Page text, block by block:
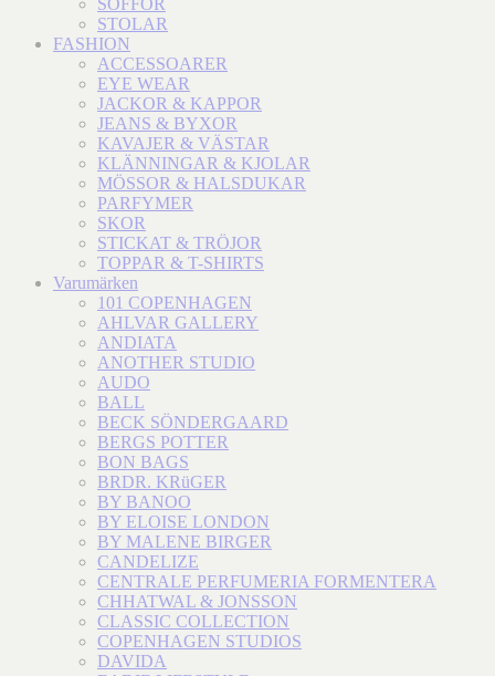
SOFFOR
STOLAR
FASHION
ACCESSOARER
EYE WEAR
JACKOR & KAPPOR
JEANS & BYXOR
KAVAJER & VÄSTAR
KLÄNNINGAR & KJOLAR
MÖSSOR & HALSDUKAR
PARFYMER
SKOR
STICKAT & TRÖJOR
TOPPAR & T-SHIRTS
Varumärken
101 COPENHAGEN
AHLVAR GALLERY
ANDIATA
ANOTHER STUDIO
AUDO
BALL
BECK SÖNDERGAARD
BERGS POTTER
BON BAGS
BRDR. KRüGER
BY BANOO
BY ELOISE LONDON
BY MALENE BIRGER
CANDELIZE
CENTRALE PERFUMERIA FORMENTERA
CHHATWAL & JONSSON
CLASSIC COLLECTION
COPENHAGEN STUDIOS
DAVIDA